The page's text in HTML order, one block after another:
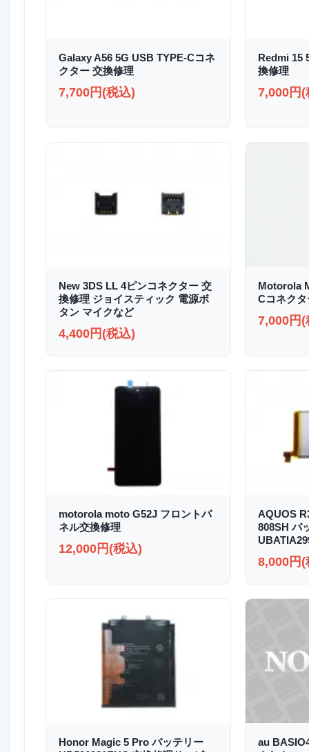
Galaxy A56 5G USB TYPE-Cコネ
クター 交換修理
7,700円(税込)
Redmi 15
換修理
7,000円(
New 3DS LL 4ピンコネクター 交
換修理 ジョイスティック 電源ボ
タン マイクなど
4,400円(税込)
Motorola
Cコネク
7,000円(
motorola moto G52J フロントパ
ネル交換修理
12,000円(税込)
AQUOS
808SH バ
8,000円(
Honor Magic 5 Pro バッテリー
au